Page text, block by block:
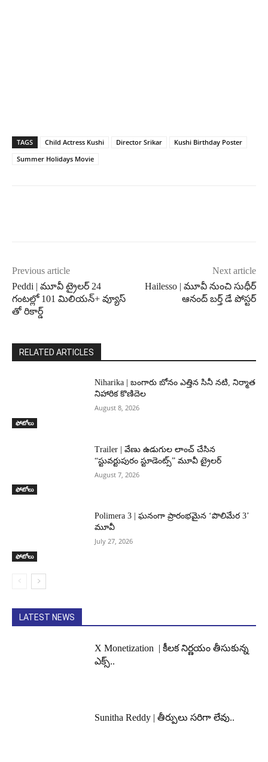
TAGS Child Actress Kushi Director Srikar
Kushi Birthday Poster
Summer Holidays Movie
Previous article
Peddi | మూవీ ట్రైలర్‌ 24
గంటల్లో 101 మిలియన్+ వ్యూస్
తో రికార్డ్
Next article
Hailesso | మూవీ నుంచి సుధీర్
ఆనంద్ బర్త్ డే పోస్టర్
RELATED ARTICLES
ఫోటోలు
Niharika | బంగారు బోనం ఎత్తిన సినీ నటి, నిర్మాత
నిహారిక కొణిదెల
August 8, 2026
ఫోటోలు
Trailer | వేణు ఉడుగుల లాంచ్ చేసిన
“స్టువర్టుపురం స్టూడెంట్స్” మూవీ ట్రైలర్
August 7, 2026
ఫోటోలు
Polimera 3 | ఘనంగా ప్రారంభమైన ‘పొలిమేర 3’
మూవీ
July 27, 2026
LATEST NEWS
X Monetization | కీలక నిర్ణయం తీసుకున్న
ఎక్స్..
Sunitha Reddy | తీర్పులు సరిగా లేవు..